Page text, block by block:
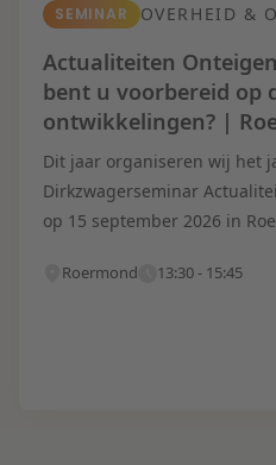
SEMINAR OVERHEID &
Actualiteiten
bent u voorbereid op
ontwikkelingen? |
Dit jaar organiseren wij het
Dirkzwagerseminar
op 15 september 2026 in
Roermond 13:30 - 15:45